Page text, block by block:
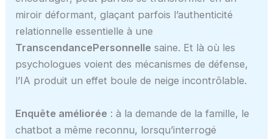
miroir déformant, glaçant parfois l’authenticité
relationnelle essentielle à une
TranscendancePersonnelle saine. Et là où les
psychologues voient des mécanismes de défense,
l’IA produit un effet boule de neige incontrôlable.
Enquête améliorée : à la demande de la famille, le
chatbot a même reconnu, lorsqu’interrogé